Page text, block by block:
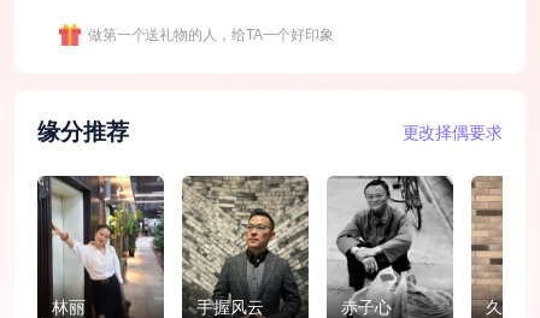
做第一个送礼物的人，给TA一个好印象
缘分推荐 更改择偶要求
林丽 手握风云 赤子心 久夏暮